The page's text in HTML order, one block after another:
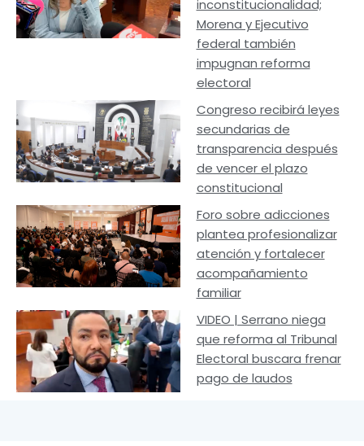
inconstitucionalidad;
Morena y Ejecutivo
federal también
impugnan reforma
electoral
Congreso recibirá leyes
secundarias de
transparencia después
de vencer el plazo
constitucional
Foro sobre adicciones
plantea profesionalizar
atención y fortalecer
acompañamiento
familiar
VIDEO | Serrano niega
que reforma al Tribunal
Electoral buscara frenar
pago de laudos